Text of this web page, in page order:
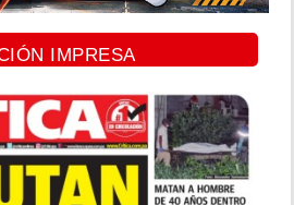
IMPRESA